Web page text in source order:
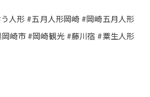
人形 #五月人形岡崎 #岡崎五月人形
崎市 #岡崎観光 #藤川宿 #粟生人形